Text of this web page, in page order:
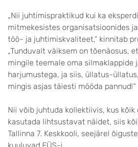
„Nii juhtimispraktikud kui ka
mitmekesistes organisatsioonides
töö- ja juhtimiskvaliteet,“ kinnitab
„Tunduvalt väiksem on tõenäosus,
mingile teemale oma silmaklappide
harjumustega, ja siis, üllatus-
mingis asjas täiesti mööda pannud!“
Nii võib juhtuda kollektiivis, kus kõik
kasutada lihtsustavat näidet, siis
Tallinna 7. Keskkooli, seejärel